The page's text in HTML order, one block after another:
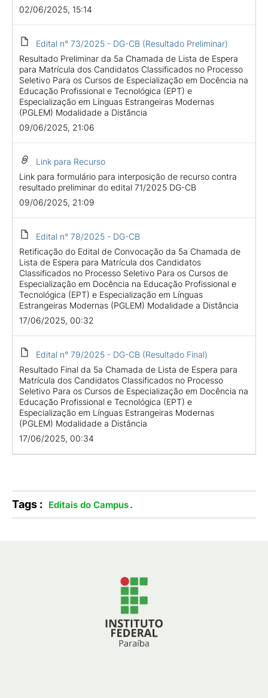
02/06/2025, 15:14
Edital n° 73/2025 - DG-CB (Resultado Preliminar)
Resultado Preliminar da 5a Chamada de Lista de Espera
para Matrícula dos Candidatos Classificados no Processo
Seletivo Para os Cursos de Especialização em Docência na
Educação Profissional e Tecnológica (EPT) e
Especialização em Línguas Estrangeiras Modernas
(PGLEM) Modalidade a Distância
09/06/2025, 21:06
Link para Recurso
Link para formulário para interposição de recurso contra
resultado preliminar do edital 71/2025 DG-CB
09/06/2025, 21:09
Edital n° 78/2025 - DG-CB
Retificação do Edital de Convocação da 5a Chamada de
Lista de Espera para Matrícula dos Candidatos
Classificados no Processo Seletivo Para os Cursos de
Especialização em Docência na Educação Profissional e
Tecnológica (EPT) e Especialização em Línguas
Estrangeiras Modernas (PGLEM) Modalidade a Distância
17/06/2025, 00:32
Edital n° 79/2025 - DG-CB (Resultado Final)
Resultado Final da 5a Chamada de Lista de Espera para
Matrícula dos Candidatos Classificados no Processo
Seletivo Para os Cursos de Especialização em Docência na
Educação Profissional e Tecnológica (EPT) e
Especialização em Línguas Estrangeiras Modernas
(PGLEM) Modalidade a Distância
17/06/2025, 00:34
Tags : Editais do Campus.